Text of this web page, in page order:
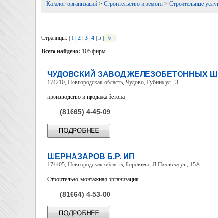
Каталог организаций > Строительство и ремонт > Строительные
Страницы: | 1 2 3 4 5 6
Всего найдено: 105 фирм
ЧУДОВСКИЙ ЗАВОД ЖЕЛЕЗОБЕТОННЫХ
174210, Новгородская область, Чудово, Губина ул., 3
производство и продажа бетона
(81665) 4-45-09
ШЕРНАЗАРОВ Б.Р. ИП
174405, Новгородская область, Боровичи, Л.Павлова ул., 15А
Строительно-монтажная организация.
(81664) 4-53-00